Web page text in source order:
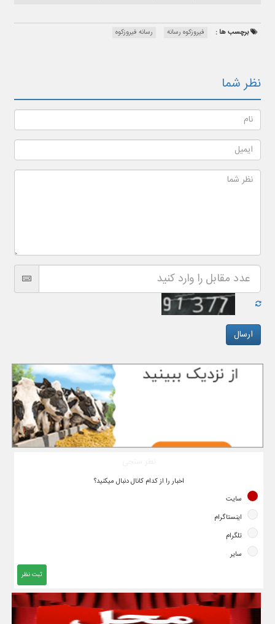
برچسب ها : فیروزکوه رسانه رسانه فیروزکوه
نظر شما
اخبار را از کدام کانال دنبال میکنید؟
سایت
اینستاگرام
تلگرام
سایر
ثبت نظر